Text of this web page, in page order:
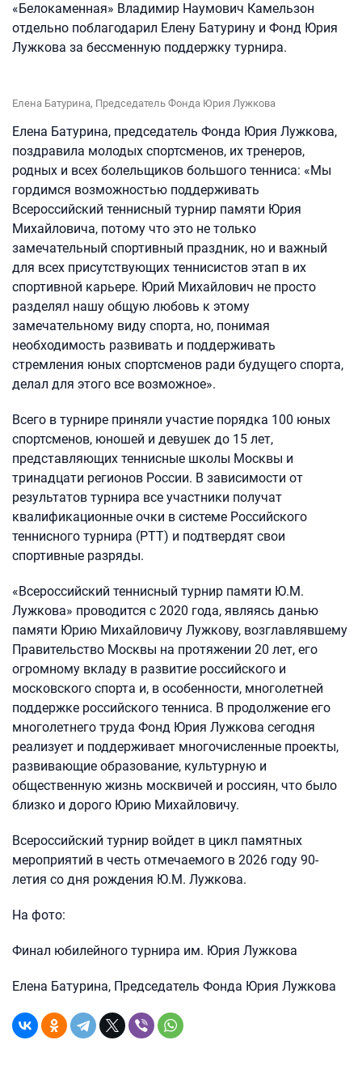
«Белокаменная» Владимир Наумович Камельзон
отдельно поблагодарил Елену Батурину и Фонд Юрия
Лужкова за бессменную поддержку турнира.
Елена Батурина, Председатель Фонда Юрия Лужкова
Елена Батурина, председатель Фонда Юрия Лужкова,
поздравила молодых спортсменов, их тренеров,
родных и всех болельщиков большого тенниса: «Мы
гордимся возможностью поддерживать
Всероссийский теннисный турнир памяти Юрия
Михайловича, потому что это не только
замечательный спортивный праздник, но и важный
для всех присутствующих теннисистов этап в их
спортивной карьере. Юрий Михайлович не просто
разделял нашу общую любовь к этому
замечательному виду спорта, но, понимая
необходимость развивать и поддерживать
стремления юных спортсменов ради будущего спорта,
делал для этого все возможное».
Всего в турнире приняли участие порядка 100 юных
спортсменов, юношей и девушек до 15 лет,
представляющих теннисные школы Москвы и
тринадцати регионов России. В зависимости от
результатов турнира все участники получат
квалификационные очки в системе Российского
теннисного турнира (РТТ) и подтвердят свои
спортивные разряды.
«Всероссийский теннисный турнир памяти Ю.М.
Лужкова» проводится с 2020 года, являясь данью
памяти Юрию Михайловичу Лужкову, возглавлявшему
Правительство Москвы на протяжении 20 лет, его
огромному вкладу в развитие российского и
московского спорта и, в особенности, многолетней
поддержке российского тенниса. В продолжение его
многолетнего труда Фонд Юрия Лужкова сегодня
реализует и поддерживает многочисленные проекты,
развивающие образование, культурную и
общественную жизнь москвичей и россиян, что было
близко и дорого Юрию Михайловичу.
Всероссийский турнир войдет в цикл памятных
мероприятий в честь отмечаемого в 2026 году 90-
летия со дня рождения Ю.М. Лужкова.
На фото:
Финал юбилейного турнира им. Юрия Лужкова
Елена Батурина, Председатель Фонда Юрия Лужкова